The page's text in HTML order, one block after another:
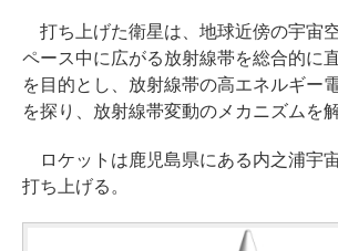
打ち上げた衛星は、地球近傍の宇宙
ペース中に広がる放射線帯を総合的に
を目的とし、放射線帯の高エネルギー
を探り、放射線帯変動のメカニズムを
ロケットは鹿児島県にある内之浦宇
打ち上げる。